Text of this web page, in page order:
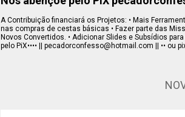
A Contribuição financiará os Projetos: • Mais
nas compras de cestas básicas • Fazer parte das
Novos Convertidos. • Adicionar Slides e Subsídios
pelo PiX•••• || pecadorconfesso@hotmail.com || •• ou